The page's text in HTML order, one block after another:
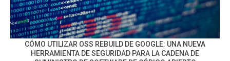
CÓMO UTILIZAR OSS REBUILD DE GOOGLE: UNA NUEVA
HERRAMIENTA DE SEGURIDAD PARA LA CADENA DE